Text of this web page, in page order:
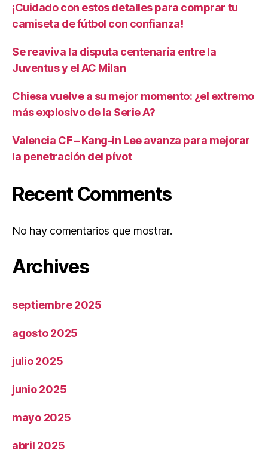
¡Cuidado con estos detalles para comprar tu
camiseta de fútbol con confianza!
Se reaviva la disputa centenaria entre la
Juventus y el AC Milan
Chiesa vuelve a su mejor momento: ¿el extremo
más explosivo de la Serie A?
Valencia CF – Kang-in Lee avanza para mejorar
la penetración del pívot
Recent Comments
No hay comentarios que mostrar.
Archives
septiembre 2025
agosto 2025
julio 2025
junio 2025
mayo 2025
abril 2025